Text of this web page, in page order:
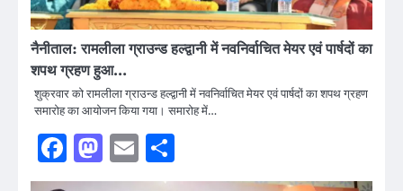
नैनीताल: रामलीला ग्राउन्ड हल्द्वानी में नवनिर्वाचित मेयर एवं पार्षदों का
शपथ ग्रहण हुआ…
शुक्रवार को रामलीला ग्राउन्ड हल्द्वानी में नवनिर्वाचित मेयर एवं पार्षदों का शपथ ग्रहण
समारोह का आयोजन किया गया। समारोह में…
Facebook
Mastodon
Email